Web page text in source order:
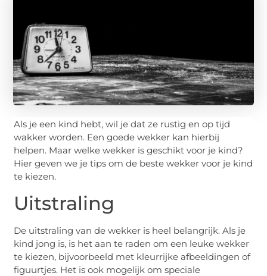
Als je een kind hebt, wil je dat ze rustig en op tijd
wakker worden. Een goede wekker kan hierbij
helpen. Maar welke wekker is geschikt voor je kind?
Hier geven we je tips om de beste wekker voor je kind
te kiezen.
Uitstraling
De uitstraling van de wekker is heel belangrijk. Als je
kind jong is, is het aan te raden om een leuke wekker
te kiezen, bijvoorbeeld met kleurrijke afbeeldingen of
figuurtjes. Het is ook mogelijk om speciale